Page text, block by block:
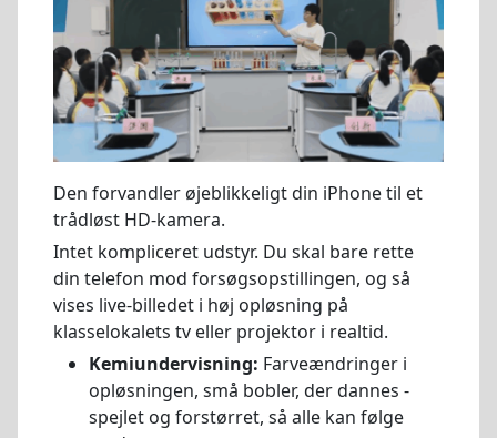
Den forvandler øjeblikkeligt din iPhone til et
trådløst HD-kamera.
Intet kompliceret udstyr. Du skal bare rette
din telefon mod forsøgsopstillingen, og så
vises live-billedet i høj opløsning på
klasselokalets tv eller projektor i realtid.
Kemiundervisning: Farveændringer i
opløsningen, små bobler, der dannes -
spejlet og forstørret, så alle kan følge